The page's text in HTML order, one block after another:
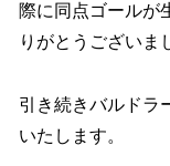
際に同点ゴールが
りがとうございま
引き続きバルドラ
いたします。